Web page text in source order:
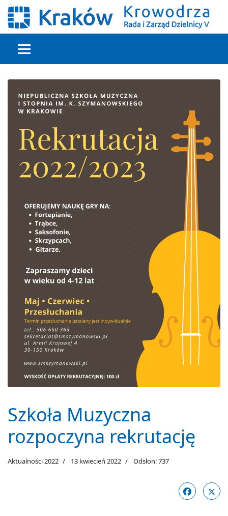
Głowna treść
Szkoła Muzyczna
rozpoczyna rekrutację
Aktualności 2022 13 kwiecień 2022 Odsłon: 737